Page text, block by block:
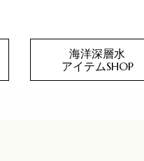
海洋深層水
アイテムSHOP